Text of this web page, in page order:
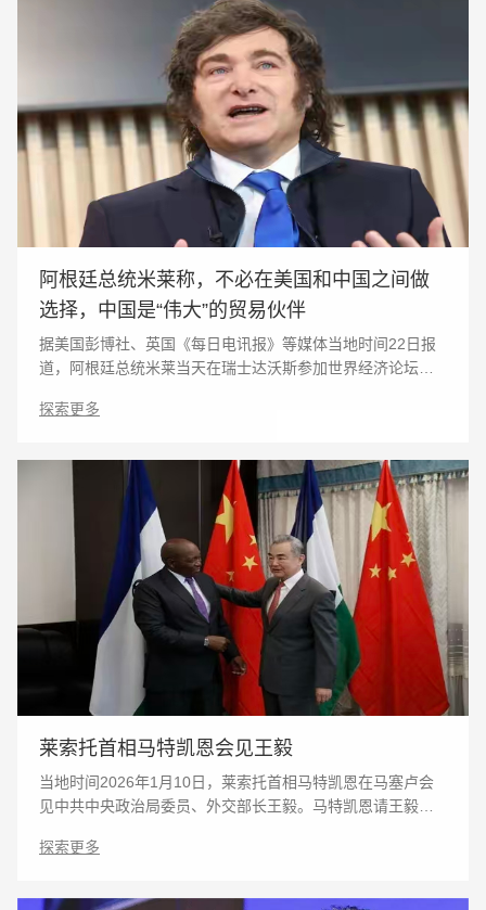
阿根廷总统米莱称，不必在美国和中国之间做
选择，中国是“伟大”的贸易伙伴
据美国彭博社、英国《每日电讯报》等媒体当地时间22日报
道，阿根廷总统米莱当天在瑞士达沃斯参加世界经济论坛
国之间做选择，并称中国是“伟大”的贸易伙伴。△
探索更多
莱索托首相马特凯恩会见王毅
当地时间2026年1月10日，莱索托首相马特凯恩在马塞卢会
见中共中央政治局委员、外交部长王毅。马特凯恩请王毅转
“高山之国”，表示莱索托珍视莱中友谊和双方战略
探索更多